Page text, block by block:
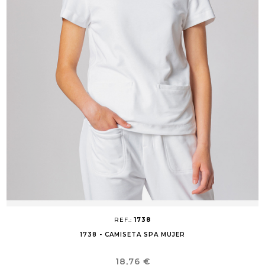
REF.:1738
1738 - CAMISETA SPA MUJER
Precio
18,76 €